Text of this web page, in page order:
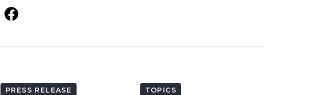
PRESS RELEASE TOPICS